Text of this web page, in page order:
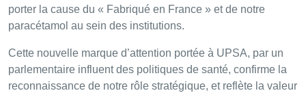
porter la cause du « Fabriqué en France » et de notre
paracétamol au sein des institutions.
Cette nouvelle marque d’attention portée à UPSA, par un
parlementaire influent des politiques de santé, confirme la
reconnaissance de notre rôle stratégique, et reflète la valeur